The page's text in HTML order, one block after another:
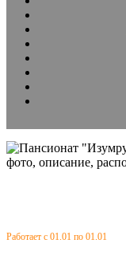
Работает с 01.01 по 01.01